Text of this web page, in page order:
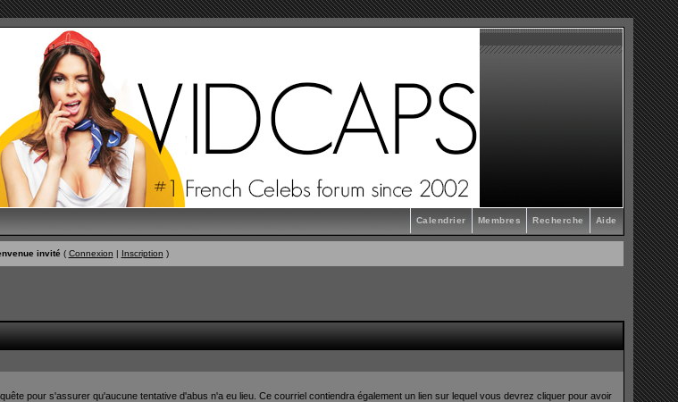
Aide
Recherche
Membres
Calendrier
invité( Connexion | Inscription )
pour s'assurer qu'aucune tentative d'abus n'a eu lieu. Ce courriel contiendra également un lien sur lequel vous devrez cliquer pour avoir